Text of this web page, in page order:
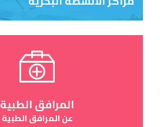
المرافق الطبية
عن المرافق الطبية